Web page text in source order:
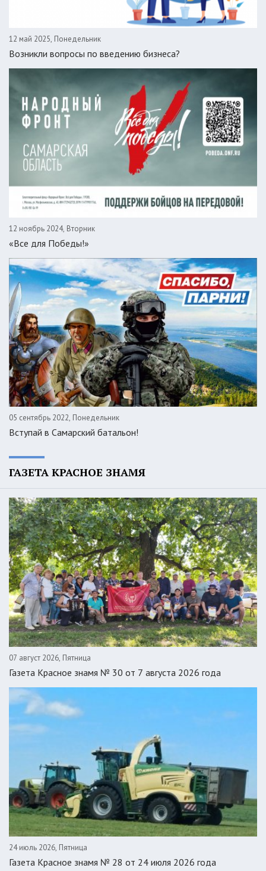
12 май 2025, Понедельник
Возникли вопросы по введению бизнеса?
12 ноябрь 2024, Вторник
«Все для Победы!»
05 сентябрь 2022, Понедельник
Вступай в Самарский батальон!
ГАЗЕТА КРАСНОЕ ЗНАМЯ
07 август 2026, Пятница
Газета Красное знамя № 30 от 7 августа 2026 года
24 июль 2026, Пятница
Газета Красное знамя № 28 от 24 июля 2026 года